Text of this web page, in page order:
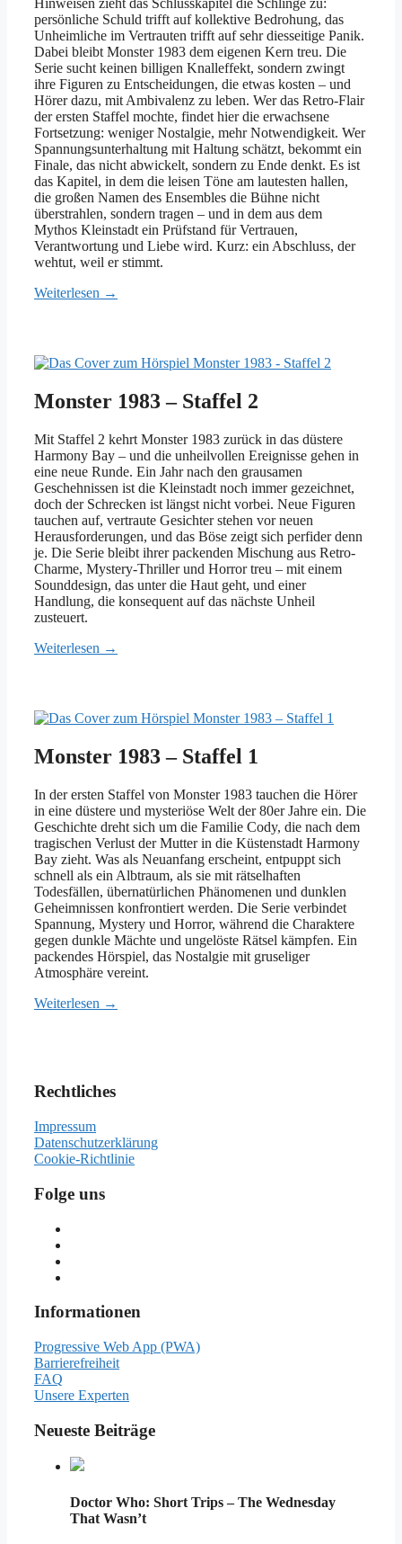
Hinweisen zieht das Schlusskapitel die Schlinge zu:
persönliche Schuld trifft auf kollektive Bedrohung, das
Unheimliche im Vertrauten trifft auf sehr diesseitige Panik.
Dabei bleibt Monster 1983 dem eigenen Kern treu. Die
Serie sucht keinen billigen Knalleffekt, sondern zwingt
ihre Figuren zu Entscheidungen, die etwas kosten – und
Hörer dazu, mit Ambivalenz zu leben. Wer das Retro-Flair
der ersten Staffel mochte, findet hier die erwachsene
Fortsetzung: weniger Nostalgie, mehr Notwendigkeit. Wer
Spannungsunterhaltung mit Haltung schätzt, bekommt ein
Finale, das nicht abwickelt, sondern zu Ende denkt. Es ist
das Kapitel, in dem die leisen Töne am lautesten hallen,
die großen Namen des Ensembles die Bühne nicht
überstrahlen, sondern tragen – und in dem aus dem
Mythos Kleinstadt ein Prüfstand für Vertrauen,
Verantwortung und Liebe wird. Kurz: ein Abschluss, der
wehtut, weil er stimmt.
Weiterlesen →
Monster 1983 – Staffel 2
Mit Staffel 2 kehrt Monster 1983 zurück in das düstere
Harmony Bay – und die unheilvollen Ereignisse gehen in
eine neue Runde. Ein Jahr nach den grausamen
Geschehnissen ist die Kleinstadt noch immer gezeichnet,
doch der Schrecken ist längst nicht vorbei. Neue Figuren
tauchen auf, vertraute Gesichter stehen vor neuen
Herausforderungen, und das Böse zeigt sich perfider denn
je. Die Serie bleibt ihrer packenden Mischung aus Retro-
Charme, Mystery-Thriller und Horror treu – mit einem
Sounddesign, das unter die Haut geht, und einer
Handlung, die konsequent auf das nächste Unheil
zusteuert.
Weiterlesen →
Monster 1983 – Staffel 1
In der ersten Staffel von Monster 1983 tauchen die Hörer
in eine düstere und mysteriöse Welt der 80er Jahre ein. Die
Geschichte dreht sich um die Familie Cody, die nach dem
tragischen Verlust der Mutter in die Küstenstadt Harmony
Bay zieht. Was als Neuanfang erscheint, entpuppt sich
schnell als ein Albtraum, als sie mit rätselhaften
Todesfällen, übernatürlichen Phänomenen und dunklen
Geheimnissen konfrontiert werden. Die Serie verbindet
Spannung, Mystery und Horror, während die Charaktere
gegen dunkle Mächte und ungelöste Rätsel kämpfen. Ein
packendes Hörspiel, das Nostalgie mit gruseliger
Atmosphäre vereint.
Weiterlesen →
Rechtliches
Impressum
Datenschutzerklärung
Cookie-Richtlinie
Folge uns
Informationen
Progressive Web App (PWA)
Barrierefreiheit
FAQ
Unsere Experten
Neueste Beiträge
Doctor Who: Short Trips – The Wednesday
That Wasn’t